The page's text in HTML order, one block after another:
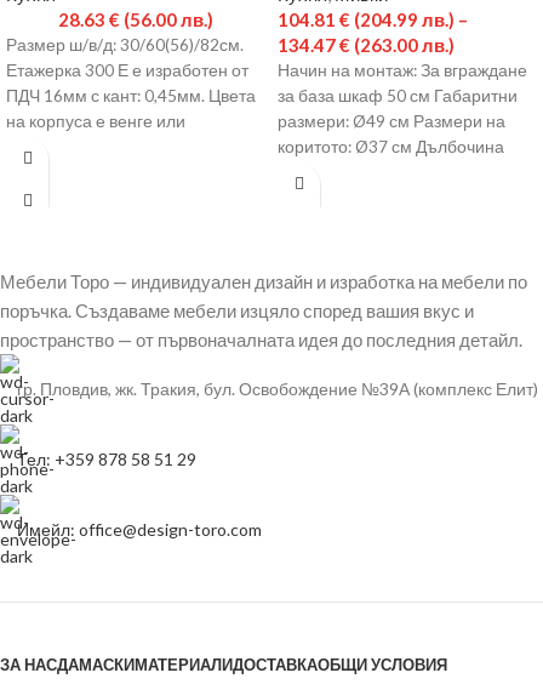
28.63 € (56.00 лв.)
Размер ш/в/д: 30/60(56)/82см.
Етажерка 300 Е е изработен от
ПДЧ 16мм с кант: 0,45мм. Цвета
на корпуса е венге или
104.81 € (204.99 лв.) –
134.47€ (263.00 лв.)
Начин на монтаж: За вграждане
за база шкаф 50 см Габаритни
размери: Ø49 см Размери на
коритото: Ø37 см Дълбочина
Мебели Торо — индивидуален дизайн и изработка на мебели по
поръчка. Създаваме мебели изцяло според вашия вкус и
пространство — от първоначалната идея до последния детайл.
гр. Пловдив, жк. Тракия, бул. Освобождение №39А (комплекс Елит)
Тел: +359 878 58 51 29
Имейл: office@design-toro.com
ЗА НАСДАМАСКИМАТЕРИАЛИДОСТАВКАОБЩИ УСЛОВИЯ